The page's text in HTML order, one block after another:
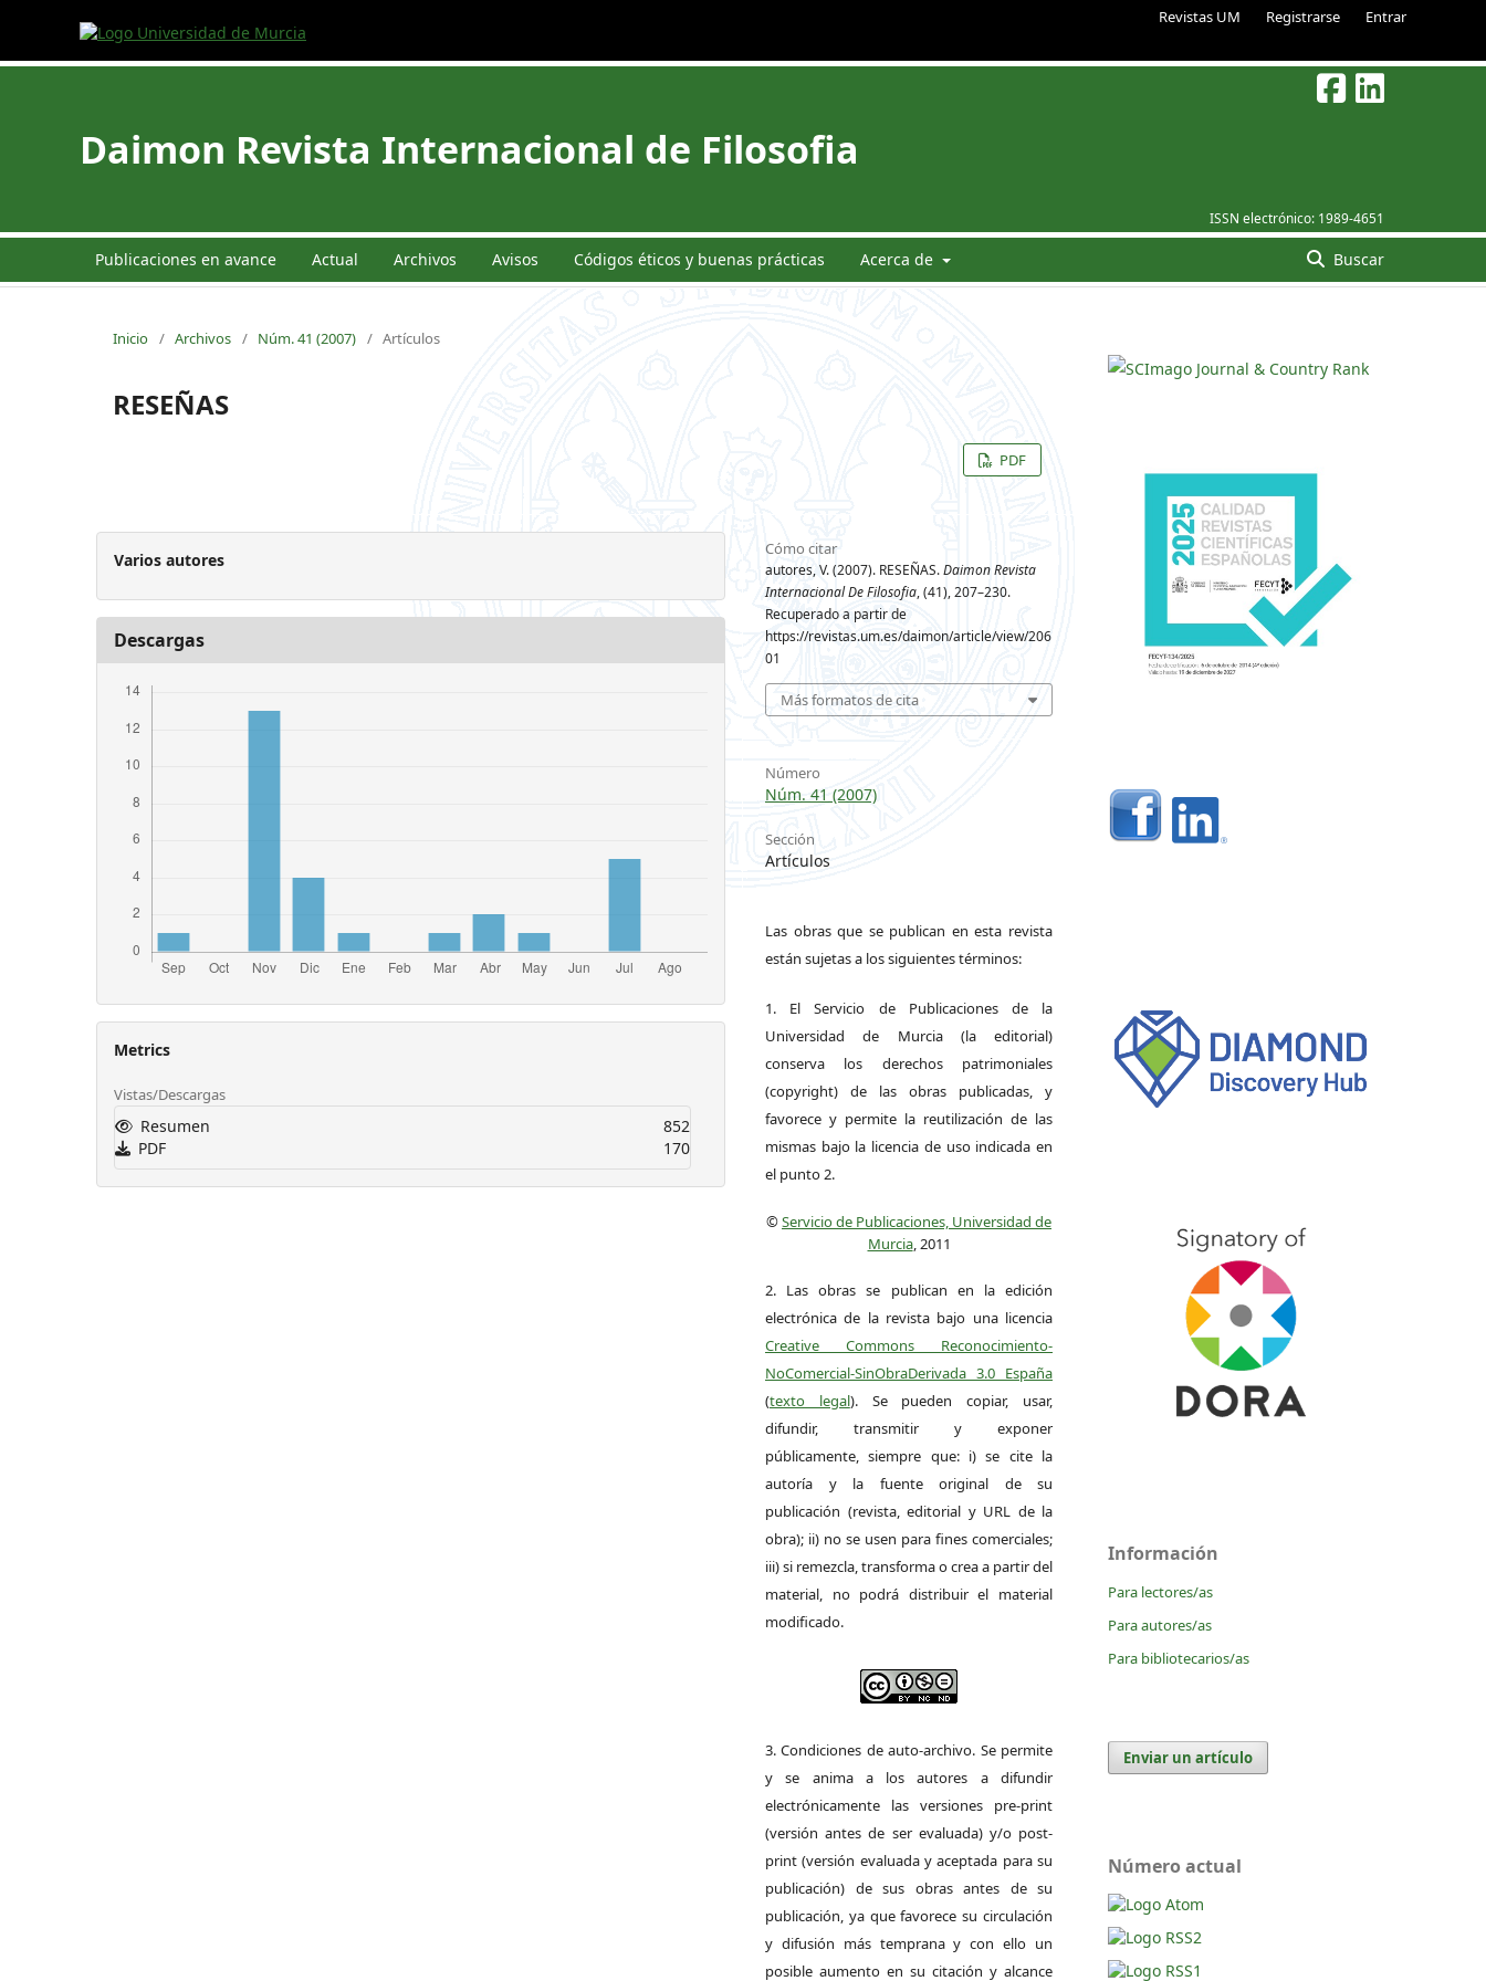
Revistas UM Registrarse Entrar
ISSN electrónico: 1989-4651
Daimon Revista Internacional de Filosofia
Publicaciones en avance Actual Archivos Avisos Códigos éticos y buenas prácticas Acerca de Buscar
Inicio / Archivos / Núm. 41 (2007) / Artículos
RESEÑAS
PDF
Varios autores
Descargas
Metrics
Vistas/Descargas
Resumen
852
PDF
170
Cómo citar
autores, V. (2007). RESEÑAS.Daimon Revista
Internacional De Filosofia, (41), 207–230.
Recuperado a partir de
https://revistas.um.es/daimon/article/view/206
01
Más formatos de cita
Número
Núm. 41 (2007)
Sección
Artículos
Las obras que se publican en esta revista
están sujetas a los siguientes términos:
1. El Servicio de Publicaciones de la
Universidad de Murcia (la editorial)
conserva los derechos patrimoniales
(copyright) de las obras publicadas, y
favorece y permite la reutilización de las
mismas bajo la licencia de uso indicada en
el punto 2.
©Servicio de Publicaciones, Universidad de
Murcia, 2011
2. Las obras se publican en la edición
electrónica de la revista bajo una licencia
Creative Commons Reconocimiento-
NoComercial-SinObraDerivada 3.0 España
(texto legal). Se pueden copiar, usar,
difundir, transmitir y exponer
públicamente, siempre que: i) se cite la
autoría y la fuente original de su
publicación (revista, editorial y URL de la
obra); ii) no se usen para fines comerciales;
iii) si remezcla, transforma o crea a partir del
material, no podrá distribuir el material
modificado.
3. Condiciones de auto-archivo. Se permite
y se anima a los autores a difundir
electrónicamente las versiones pre-print
(versión antes de ser evaluada) y/o post-
print (versión evaluada y aceptada para su
publicación) de sus obras antes de su
publicación, ya que favorece su circulación
y difusión más temprana y con ello un
posible aumento en su citación y alcance
Información
Para lectores/as
Para autores/as
Para bibliotecarios/as
Enviar un artículo
Número actual